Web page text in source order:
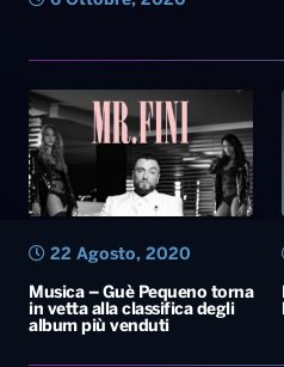
Musica – Guè Pequeno torna
in vetta alla classifica degli
album più venduti
22 Agosto, 2020